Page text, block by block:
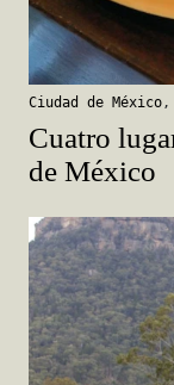
Ciudad de México ,
Cuatro
de México